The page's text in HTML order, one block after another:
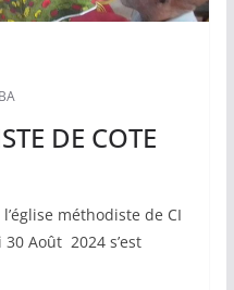
DE COTE
méthodiste de CI
Août 2024 s’est